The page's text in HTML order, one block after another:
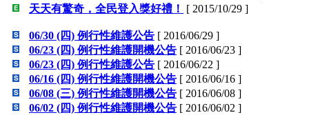
天天有驚奇，全民登入獎好禮！
[ 2015/10/29 ]
06/30 (四) 例行性維護公告 [ 2016/06/29 ]
06/23 (四) 例行性維護開機公告 [ 2016/06/23 ]
06/23 (四) 例行性維護公告 [ 2016/06/22 ]
06/16 (四) 例行性維護開機公告 [ 2016/06/16 ]
06/08 (三) 例行性維護開機公告 [ 2016/06/08 ]
06/02 (四) 例行性維護開機公告 [ 2016/06/02 ]